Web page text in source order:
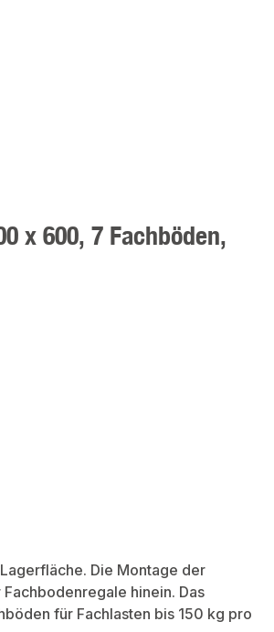
x 600, 7 Fachböden,
Die Montage der
hinein. Das
für Fachlasten bis 150 kg pro